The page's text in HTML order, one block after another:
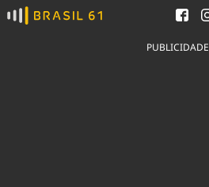
Ver todas as notícias
PUBLICIDADE